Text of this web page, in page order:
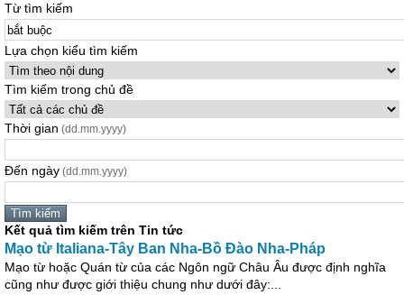
Từ tìm kiếm
Lựa chọn kiểu tìm kiếm
Tìm kiếm trong chủ đề
Thời gian (dd.mm.yyyy)
Đến ngày (dd.mm.yyyy)
Kết quả tìm kiếm trên Tin tức
Mạo từ Italiana-Tây Ban Nha-Bồ Đào Nha-Pháp
Mạo từ hoặc Quán từ của các Ngôn ngữ Châu Âu được định nghĩa
cũng như được giới thiệu chung như dưới đây:...